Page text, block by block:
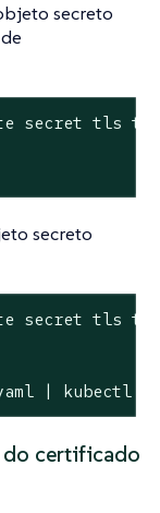
secreto
secret tls
secreto
secret tls
| kubectl
do certificado